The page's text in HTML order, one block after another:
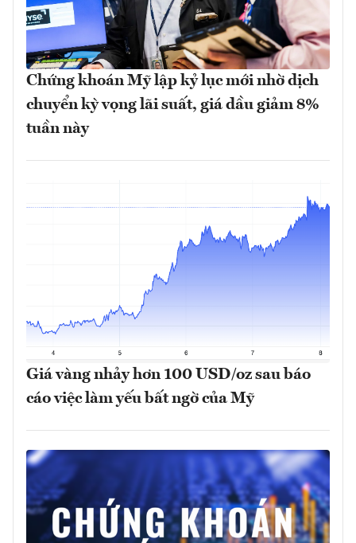
Chứng khoán Mỹ lập kỷ lục mới nhờ dịch
chuyển kỳ vọng lãi suất, giá dầu giảm 8%
tuần này
Giá vàng nhảy hơn 100 USD/oz sau báo
cáo việc làm yếu bất ngờ của Mỹ